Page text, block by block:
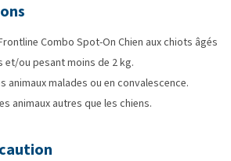
Combo Spot-On Chien aux chiots âgés
et/ou pesant moins de 2 kg.
animaux malades ou en convalescence.
animaux autres que les chiens.